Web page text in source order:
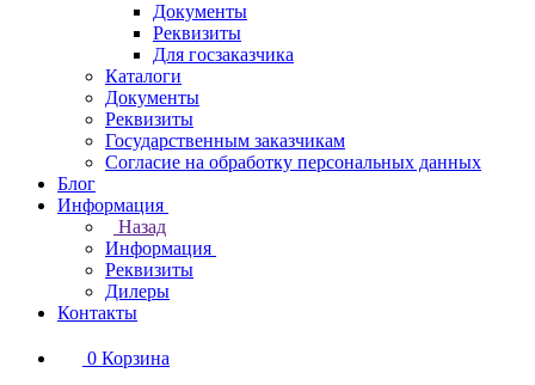
Документы
Реквизиты
Для госзаказчика
Каталоги
Документы
Реквизиты
Государственным заказчикам
Согласие на обработку персональных данных
Блог
Информация
Назад
Информация
Реквизиты
Дилеры
Контакты
0 Корзина